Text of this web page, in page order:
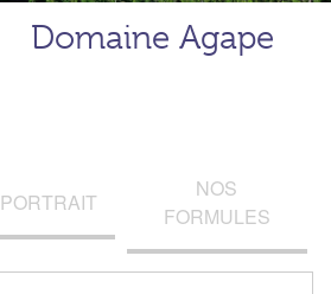
Domaine Agape
PORTRAIT
NOS
FORMULES